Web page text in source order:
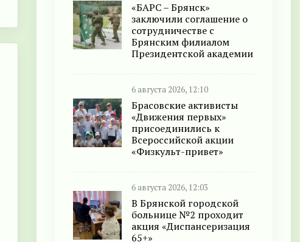
«БАРС – Брянск»
заключили соглашение о
сотрудничестве с
Брянским филиалом
Президентской академии
6 августа 2026, 12:10
Брасовские активисты
«Движения первых»
присоединились к
Всероссийской акции
«Физкульт-привет»
6 августа 2026, 12:03
В Брянской городской
больнице №2 проходит
акция «Диспансеризация
65+»